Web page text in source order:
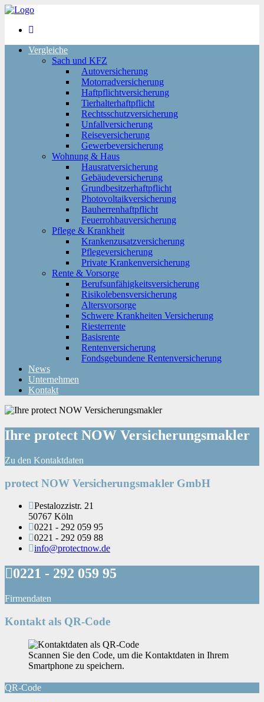
Vergleiche
Sach und KFZ
Autoversicherung
Motorradversicherung
Haftpflichtversicherung
Tierhalterhaftpflicht
Rechtsschutzversicherung
Unfallversicherung
Reiseversicherung
Gewerbeversicherung
Wohnung & Haus
Hausratversicherung
Gebäudeversicherung
Grundbesitzerhaftpflicht
Photovoltaikversicherung
Bauherrenhaftpflicht
Feuerrohbauversicherung
Pflege & Krankheit
Krankenzusatzversicherung
Pflegeversicherung
Private Krankenversicherung
Rente & Vorsorge
Berufs­unfähigkeitsversicherung
Risikolebensversicherung
Altersvorsorge
Schwere Krankheiten Versicherung
Riesterrente
Basisrente
Rentenversicherung
Fondsgebundene Rentenversicherung
News
Unternehmen
Kontakt
Ihre protect NOW Versicherungsmakler
Zu den Kontaktdaten
protect NOW Versicherungsmakler GmbH
Pestalozzistr. 21
50767 Köln
0221 - 292 059 95
0221 - 292 059 88
info@protectnow.de
0221 - 292 059 95
Firmendaten
Kontakt als QR-Code
Scannen Sie den Code, um die Kontaktdaten in Ihrem
Smartphone zu speichern.
QR-Code